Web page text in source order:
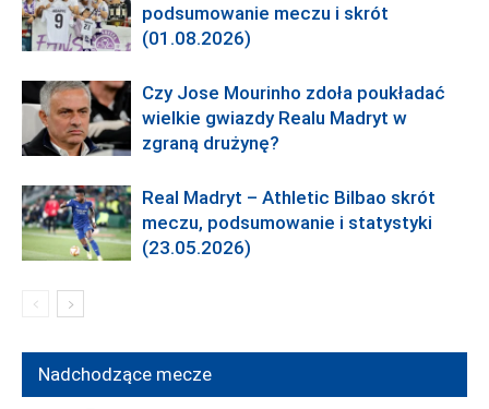
podsumowanie meczu i skrót
(01.08.2026)
Czy Jose Mourinho zdoła poukładać
wielkie gwiazdy Realu Madryt w
zgraną drużynę?
Real Madryt – Athletic Bilbao skrót
meczu, podsumowanie i statystyki
(23.05.2026)
Nadchodzące mecze